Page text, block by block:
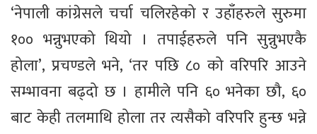
‘नेपाली कांग्रेसले चर्चा चलिरहेको र उहाँहरुले सुरुमा
१०० भन्नुभएको थियो । तपाईहरुले पनि सुन्नुभएकै
होला’, प्रचण्डले भने, ‘तर पछि ८० को वरिपरि आउने
सम्भावना बढ्दो छ । हामीले पनि ६० भनेका छौ, ६०
बाट केही तलमाथि होला तर त्यसैको वरिपरि हुन्छ भन्ने